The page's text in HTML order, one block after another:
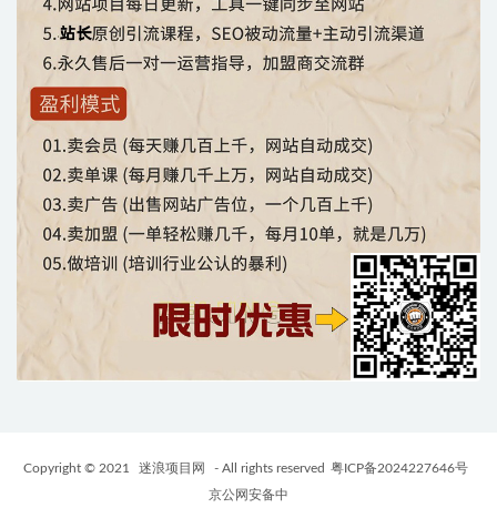
Copyright © 2021 迷浪项目网 - All rights reserved 粤ICP备2024227646号
京公网安备中